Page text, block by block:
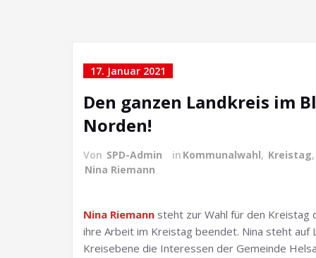
17. Januar 2021
Den ganzen Landkreis im
Norden!
Von SPD-Admin in Kommunalwahl, Kreistag,
Nina Riemann
Nina Riemann steht zur Wahl für den Kreistag
ihre Arbeit im Kreistag beendet. Nina steht auf
Kreisebene die Interessen der Gemeinde